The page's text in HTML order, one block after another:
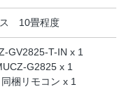
10畳程度
GV2825-T-IN x 1
G2825 x 1
梱リモコン x 1